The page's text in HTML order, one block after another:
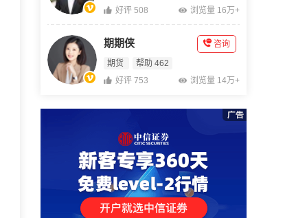
好评 508 浏览量 16万+
期期侠
期货 帮助 462
咨询
好评 753 浏览量 14万+